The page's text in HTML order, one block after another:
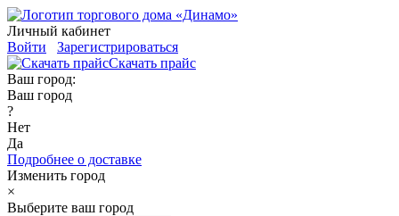
Личный кабинет
Войти
Зарегистрироваться
Скачать прайс
Ваш город:
Ваш город
?
Нет
Да
Подробнее о доставке
Изменить город
×
Выберите ваш город